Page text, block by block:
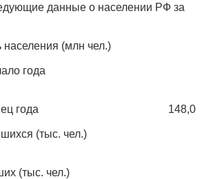
данные о населении РФ за
(млн чел.)
года
года 148,0
(тыс. чел.)
(тыс. чел.)